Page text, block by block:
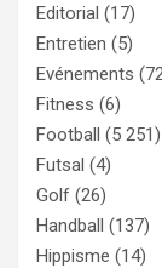
Editorial (17)
Entretien (5)
Evénements
Fitness (6)
Football (5 251)
Futsal (4)
Golf (26)
Handball (137)
Hippisme (14)